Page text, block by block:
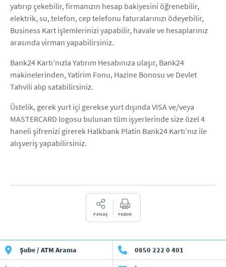
yatırıp çekebilir, firmanızın hesap bakiyesini öğrenebilir,
elektrik, su, telefon, cep telefonu faturalarınızı ödeyebilir,
Business Kart işlemlerinizi yapabilir, havale ve hesaplarınız
arasında virman yapabilirsiniz.
Bank24 Kartı’nızla Yatırım Hesabınıza ulaşır, Bank24
makinelerinden, Yatirim Fonu, Hazine Bonosu ve Devlet
Tahvili alıp satabilirsiniz.
Üstelik, gerek yurt içi gerekse yurt dışında VISA ve/veya
MASTERCARD logosu bulunan tüm işyerlerinde size özel 4
haneli şifrenizi girerek Halkbank Platin Bank24 Kartı’nız ile
alışveriş yapabilirsiniz.
PAYLAŞ YAZDIR
Şube / ATM Arama 0850 222 0 401